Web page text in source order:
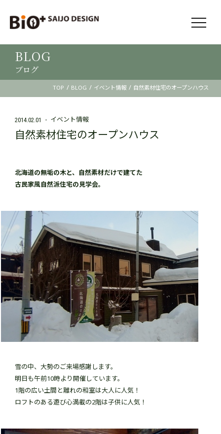
BLOG
ブログ
TOP / BLOG / イベント情報/ 自然素材住宅のオープンハウス
2014.02.01 イベント情報
自然素材住宅のオープンハウス
北海道の無垢の木と、自然素材だけで建てた
古民家風自然派住宅の見学会。
雪の中、大勢のご来場感謝します。
明日も午前10時より開催しています。
1階の広い土間と離れの和室は大人に人気！
ロフトのある遊び心満載の2階は子供に人気！